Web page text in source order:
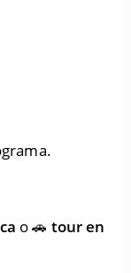
o 🚗 tour en